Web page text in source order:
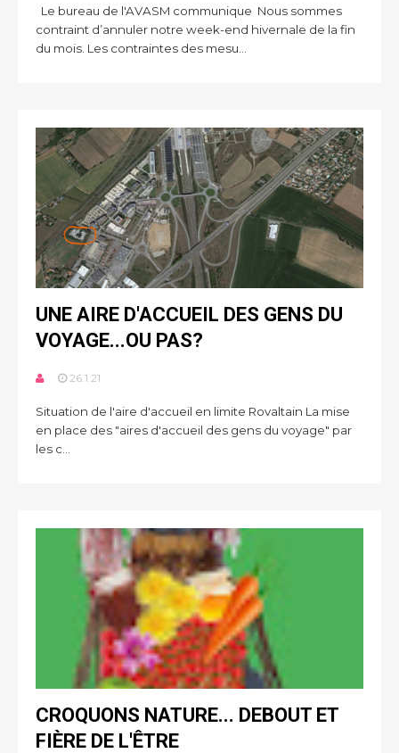
Le bureau de l'AVASM communique Nous sommes
contraint d’annuler notre week-end hivernale de la fin
du mois. Les contraintes des mesu...
UNE AIRE D'ACCUEIL DES GENS DU
VOYAGE...OU PAS?
26.1.21
Situation de l'aire d'accueil en limite Rovaltain La mise
en place des "aires d'accueil des gens du voyage" par
les c...
CROQUONS NATURE... DEBOUT ET
FIÈRE DE L'ÊTRE